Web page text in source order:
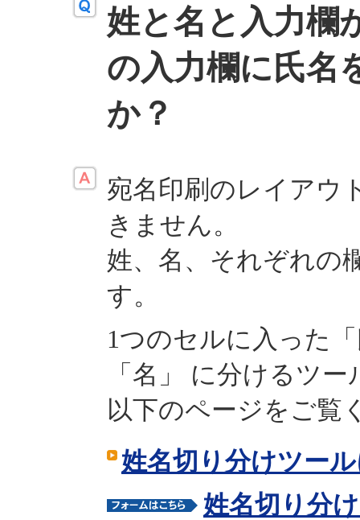
姓と名と入力欄
の入力欄に氏名
か？
宛名印刷のレイアウ
きません。
姓、名、それぞれの
す。
1つのセルに入った
「名」 に分けるツ
以下のページをご覧
姓名切り分けツー
姓名切り分